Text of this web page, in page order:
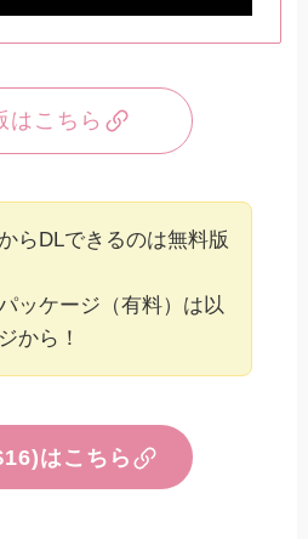
はこちら
らDLできるのは無料版
ッケージ（有料）は以
から！
はこちら